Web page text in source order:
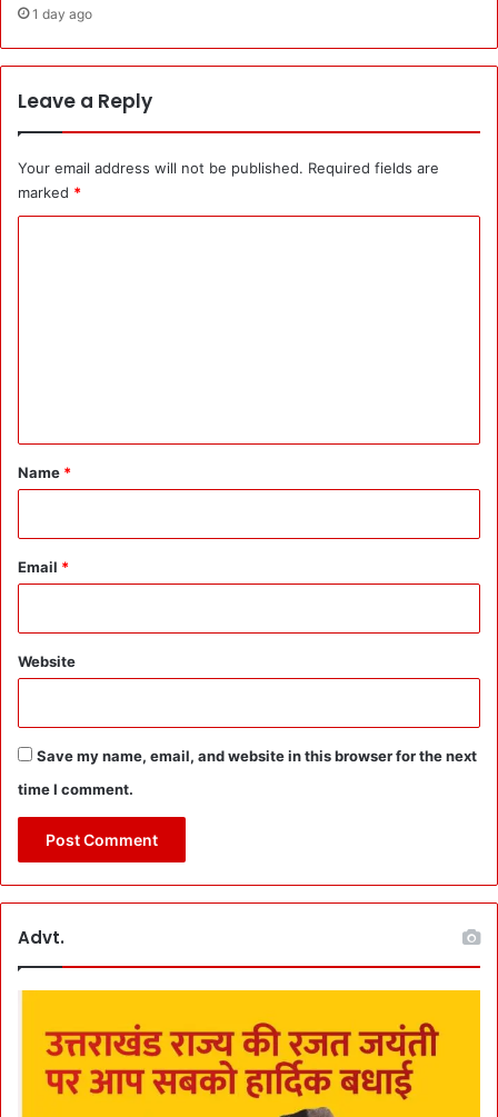
न
दे
खी
र
F
I
R
गी
:
बि
ली
ला
इ
,
पे
य
ल
,
व
रे
,
गै
पा
1 day ago
Leave a Reply
Your email address will not be published. Required fields are
marked *
*
Name *
Email *
Website
Save my name, email, and website in this browser for the next
time I comment.
Advt.